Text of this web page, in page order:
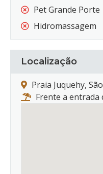
Pet Grande Porte
Hidromassagem
Localização
Praia Juquehy,
Frente a entrada